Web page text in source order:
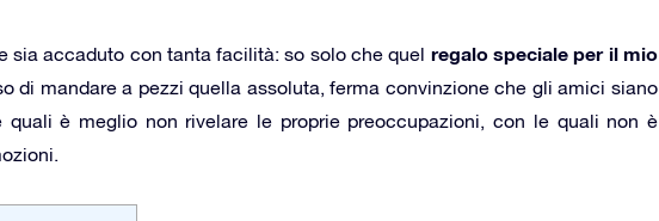
sia accaduto con tanta facilità: so solo che quel regalo speciale per il mio
di mandare a pezzi quella assoluta, ferma convinzione che gli amici siano
quali è meglio non rivelare le proprie preoccupazioni, con le quali non è